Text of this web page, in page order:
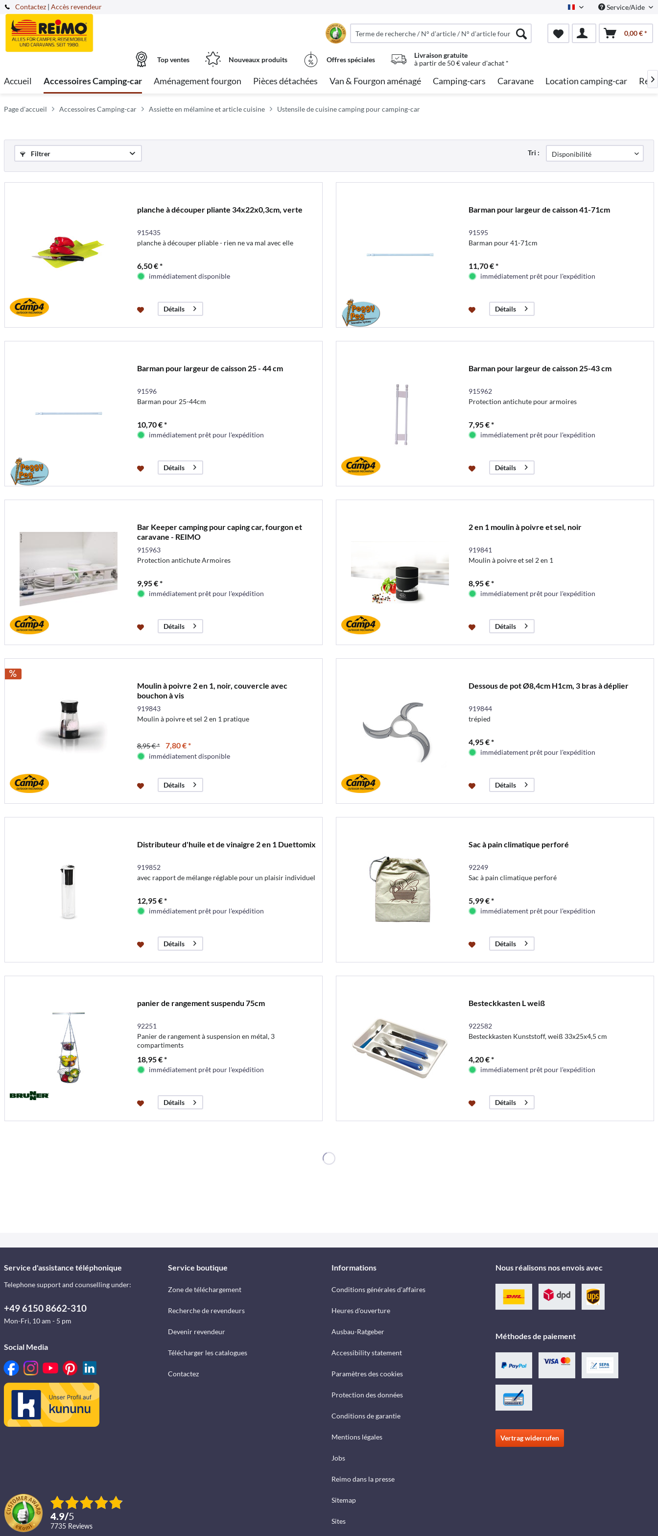
Contactez French Service/Aide
| Accès revendeur
0,00 € *
Top ventes Nouveaux produits Offres spéciales
Livraison gratuite
à partir de 50 € valeur d'achat *
Accueil Accessoires Camping-car Aménagement fourgon Pièces détachées Van & Fourgon aménagé Camping-cars Caravane Location camping-car 
Page d'accueil Accessoires Camping-car Assiette en mélamine et article cuisine Ustensile de cuisine camping pour camping-car
Filtrer Tri :
planche à découper pliante 34x22x0,3cm, verte
915435
planche à découper pliable - rien ne va mal avec elle
6,50 € *
immédiatement disponible
Détails
Barman pour largeur de caisson 41-71cm
91595
Barman pour 41-71cm
11,70 € *
immédiatement prêt pour l'expédition
Détails
Barman pour largeur de caisson 25 - 44 cm
91596
Barman pour 25-44cm
10,70 € *
immédiatement prêt pour l'expédition
Détails
Barman pour largeur de caisson 25-43 cm
915962
Protection antichute pour armoires
7,95 € *
immédiatement prêt pour l'expédition
Détails
Bar Keeper camping pour caping car, fourgon et
caravane - REIMO
915963
Protection antichute Armoires
9,95 € *
immédiatement prêt pour l'expédition
Détails
2 en 1 moulin à poivre et sel, noir
919841
Moulin à poivre et sel 2 en 1
8,95 € *
immédiatement prêt pour l'expédition
Détails
Moulin à poivre 2 en 1, noir, couvercle avec
bouchon à vis
919843
Moulin à poivre et sel 2 en 1 pratique
8,95 € * 7,80 € *
immédiatement disponible
Détails
Dessous de pot Ø8,4cm H1cm, 3 bras à déplier
919844
trépied
4,95 € *
immédiatement prêt pour l'expédition
Détails
Distributeur d'huile et de vinaigre 2 en 1 Duettomix
919852
avec rapport de mélange réglable pour un plaisir individuel
12,95 € *
immédiatement prêt pour l'expédition
Détails
Sac à pain climatique perforé
92249
Sac à pain climatique perforé
5,99 € *
immédiatement prêt pour l'expédition
Détails
panier de rangement suspendu 75cm
92251
Panier de rangement à suspension en métal, 3
compartiments
18,95 € *
immédiatement prêt pour l'expédition
Détails
Besteckkasten L weiß
922582
Besteckkasten Kunststoff, weiß 33x25x4,5 cm
4,20 € *
immédiatement prêt pour l'expédition
Détails
Service d'assistance téléphonique
Telephone support and counselling under:
+49 6150 8662-310
Mon-Fri, 10 am - 5 pm
Social Media
4.9/5
7735 reviews
Service boutique
Zone de téléchargement
Recherche de revendeurs
Devenir revendeur
Télécharger les catalogues
Contactez
Informations
Conditions générales d'affaires
Heures d'ouverture
Ausbau-Ratgeber
Accessibility statement
Paramètres des cookies
Protection des données
Conditions de garantie
Mentions légales
Jobs
Reimo dans la presse
Sitemap
Sites
Nous réalisons nos envois avec
Méthodes de paiement
Vertrag widerrufen